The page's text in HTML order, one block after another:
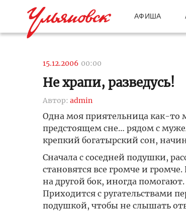
АФИША
15.12.2006 00:00
Не храпи, разведусь!
Автор: admin
Одна моя приятельница как-то
предстоящем сне… рядом с
крепкий богатырский сон,
Сначала с соседней подушки,
становятся все громче и
на другой бок, иногда
Приходится с ругательствами
подушкой, чтобы не слышать